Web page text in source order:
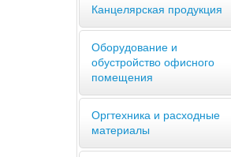
Канцелярская продукция
Оборудование и
обустройство офисного
помещения
Оргтехника и расходные
материалы